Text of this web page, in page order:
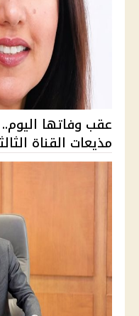
عقب وفاتها
مذيعات القناة